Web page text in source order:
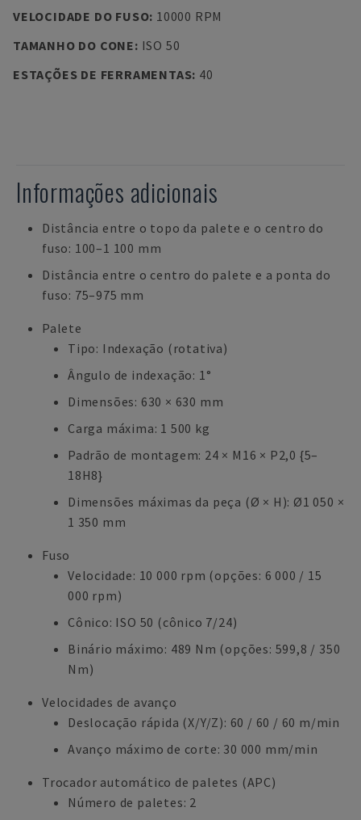
VELOCIDADE DO FUSO: 10000 RPM
TAMANHO DO CONE: ISO 50
ESTAÇÕES DE FERRAMENTAS: 40
Informações adicionais
Distância entre o topo da palete e o centro do
fuso: 100–1 100 mm
Distância entre o centro do palete e a ponta do
fuso: 75–975 mm
Palete
Tipo: Indexação (rotativa)
Ângulo de indexação: 1°
Dimensões: 630 × 630 mm
Carga máxima: 1 500 kg
Padrão de montagem: 24 × M16 × P2,0 {5–
18H8}
Dimensões máximas da peça (Ø × H): Ø1 050 ×
1 350 mm
Fuso
Velocidade: 10 000 rpm (opções: 6 000 / 15
000 rpm)
Cônico: ISO 50 (cônico 7/24)
Binário máximo: 489 Nm (opções: 599,8 / 350
Nm)
Velocidades de avanço
Deslocação rápida (X/Y/Z): 60 / 60 / 60 m/min
Avanço máximo de corte: 30 000 mm/min
Trocador automático de paletes (APC)
Número de paletes: 2